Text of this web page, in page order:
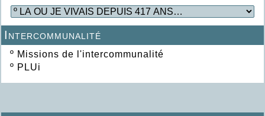
Intercommunalité
º Missions de l'intercommunalité
º PLUi